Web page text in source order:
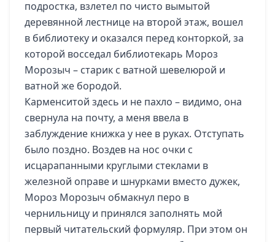
подростка, взлетел по чисто вымытой
деревянной лестнице на второй этаж, вошел
в библиотеку и оказался перед конторкой, за
которой восседал библиотекарь Мороз
Морозыч – старик с ватной шевелюрой и
ватной же бородой.
Карменситой здесь и не пахло – видимо, она
свернула на почту, а меня ввела в
заблуждение книжка у нее в руках. Отступать
было поздно. Воздев на нос очки с
исцарапанными круглыми стеклами в
железной оправе и шнурками вместо дужек,
Мороз Морозыч обмакнул перо в
чернильницу и принялся заполнять мой
первый читательский формуляр. При этом он